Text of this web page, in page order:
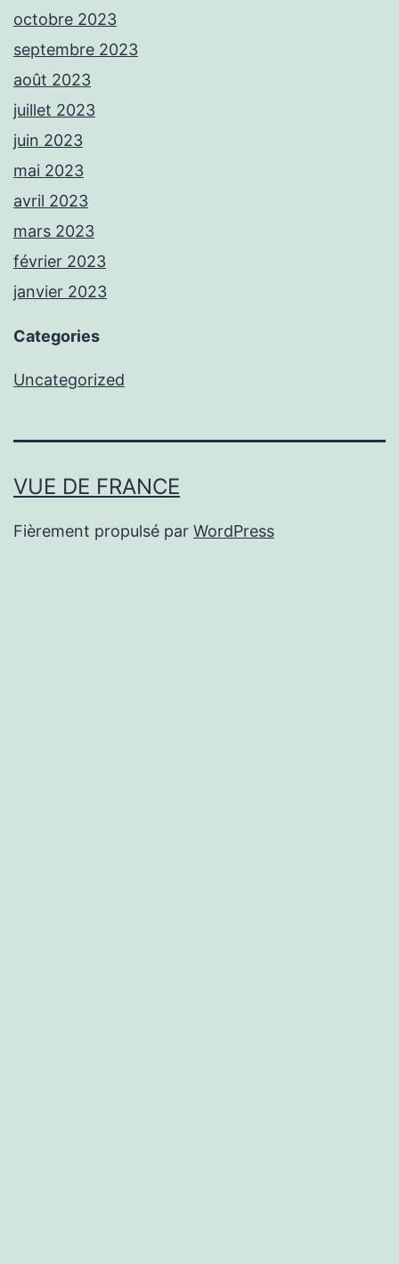
octobre 2023
septembre 2023
août 2023
juillet 2023
juin 2023
mai 2023
avril 2023
mars 2023
février 2023
janvier 2023
Categories
Uncategorized
VUE DE FRANCE
Fièrement propulsé par WordPress